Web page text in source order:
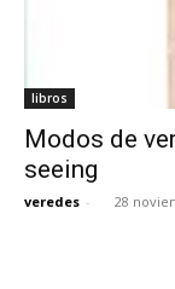
libros
Modos de
seeing
veredes - 28